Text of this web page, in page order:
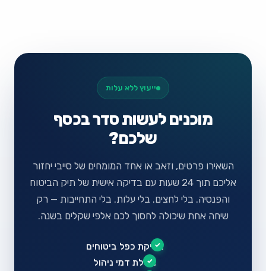
ייעוץ ללא עלות
מוכנים לעשות סדר בכסף
שלכם?
השאירו פרטים, וזאב או אחד המומחים של סייבי יחזור
אליכם תוך 24 שעות עם בדיקה אישית של תיק הביטוח
והפנסיה. בלי לחצים. בלי עלות. בלי התחייבות — רק
שיחה אחת שיכולה לחסוך לכם אלפי שקלים בשנה.
בדיקת כפל ביטוחים
הוזלת דמי ניהול